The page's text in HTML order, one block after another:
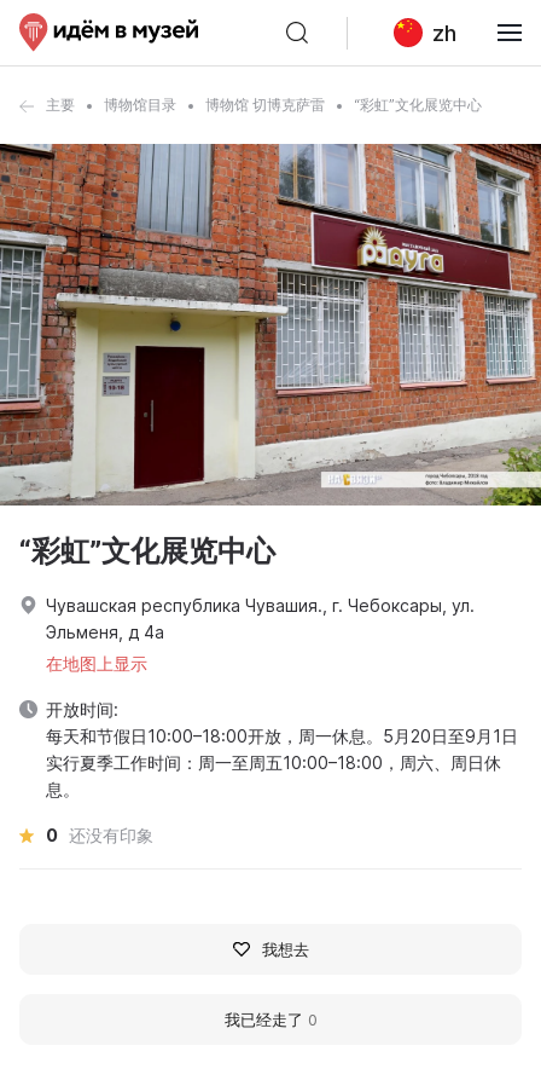
zh
主要 博物馆目录 博物馆 切博克萨雷 “彩虹”文化展览中心
“彩虹”文化展览中心
Чувашская республика Чувашия., г. Чебоксары, ул.
Эльменя, д 4а
在地图上显示
开放时间:
每天和节假日10:00–18:00开放，周一休息。5月20日至9月1日
实行夏季工作时间：周一至周五10:00–18:00，周六、周日休
息。
0 还没有印象
我想去
我已经走了 0